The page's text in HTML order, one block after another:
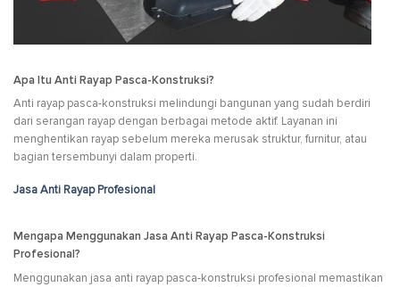
Apa Itu Anti Rayap Pasca-Konstruksi?
Anti rayap pasca-konstruksi melindungi bangunan yang sudah berdiri
dari serangan rayap dengan berbagai metode aktif. Layanan ini
menghentikan rayap sebelum mereka merusak struktur, furnitur, atau
bagian tersembunyi dalam properti.
Jasa Anti Rayap Profesional
Mengapa Menggunakan Jasa Anti Rayap Pasca-Konstruksi
Profesional?
Menggunakan jasa anti rayap pasca-konstruksi profesional memastikan